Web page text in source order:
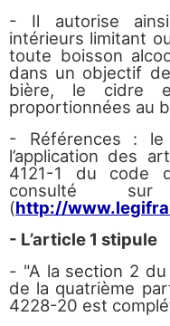
- Il autorise
intérieurs limitant
toute boisson
dans un objectif
bière, le cidre
proportionnées au
- Références :
l’application des
4121-1 du code
consulté
(http://
- L’article 1 stipule
- "A la section 2
de la quatrième
4228-20 est